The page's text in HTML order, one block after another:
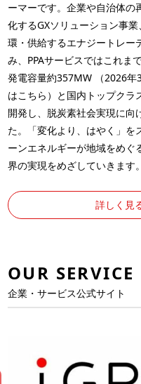
ーマーです。企業や自治体の
化するGXソリューション事
環・供給するエナジートレー
み、PPAサービスではこれま
発電容量約357MW （2026年
はこちら ）と国内トップクラ
開発し、脱炭素社会実現に向
た。「変化より、はやく」を
ーンエネルギーが地域をめぐ
界の実現をめざしていきます。
詳しく見
OUR SERVICE
企業・サービス公式サイト